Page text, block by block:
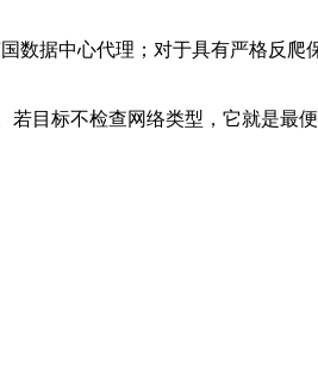
据中心代理；对于具有严格反爬
目标不检查网络类型，它就是最